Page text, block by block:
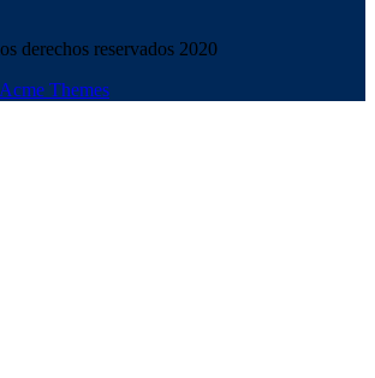
derechos reservados 2020
Acme Themes